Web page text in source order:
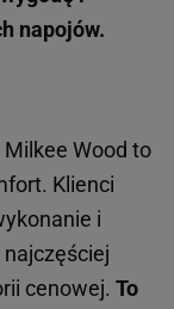
napojów.
Milkee Wood to
Klienci
i
cenowej. To